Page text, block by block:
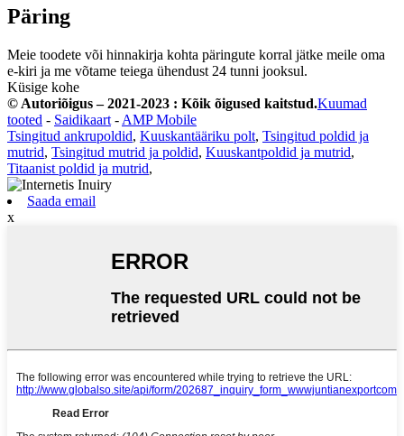
Päring
Meie toodete või hinnakirja kohta päringute korral jätke meile oma
e-kiri ja me võtame teiega ühendust 24 tunni jooksul.
Küsige kohe
© Autoriõigus – 2021-2023 : Kõik õigused kaitstud.Kuumad
tooted - Saidikaart - AMP Mobile
Tsingitud ankrupoldid, Kuuskantääriku polt, Tsingitud poldid ja
mutrid, Tsingitud mutrid ja poldid, Kuuskantpoldid ja mutrid,
Titaanist poldid ja mutrid,
Saada email
x